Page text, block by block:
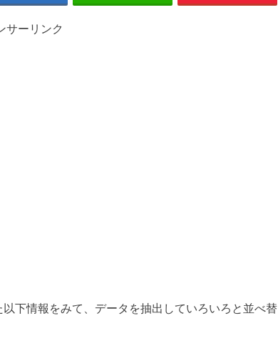
サーリンク
下情報をみて、データを抽出していろいろと並べ替